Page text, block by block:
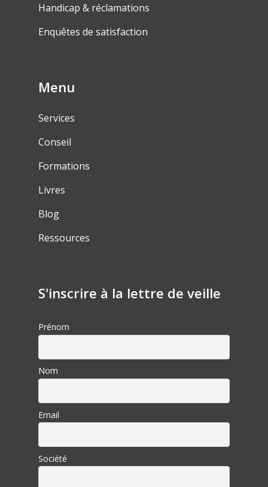
Handicap & réclamations
Enquêtes de satisfaction
Menu
Services
Conseil
Formations
Livres
Blog
Ressources
S'inscrire à la lettre de veille
Prénom
Nom
Email
Société